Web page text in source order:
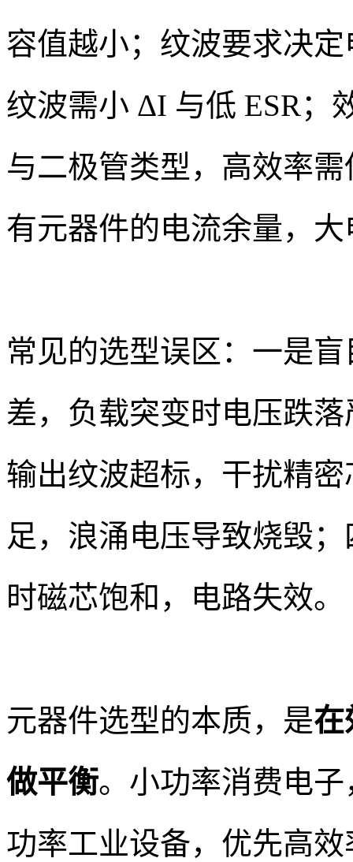
容值越小；纹波要求决
纹波需小 ΔI 与低 ESR；
与二极管类型，高效率
有元器件的电流余量，
常见的选型误区：一是
差，负载突变时电压跌
输出纹波超标，干扰精
足，浪涌电压导致烧毁
时磁芯饱和，电路失效。
元器件选型的本质，是在
做平衡。小功率消费电
功率工业设备，优先高